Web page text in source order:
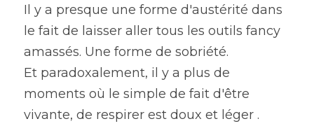
Il y a presque une forme d'austérité dans
le fait de laisser aller tous les outils fancy
amassés. Une forme de sobriété.
Et paradoxalement, il y a plus de
moments où le simple de fait d'être
vivante, de respirer est doux et léger .